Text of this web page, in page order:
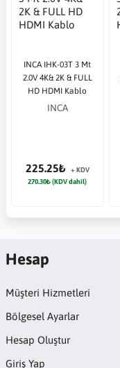
INCA IHK-03T 3 Mt
2.0V 4K& 2K & FULL
HD HDMI Kablo
INCA
225.25₺
+ KDV
270.30₺ (KDV dahil)
Hesap
Müşteri Hizmetleri
Bölgesel Ayarlar
Hesap Oluştur
Giriş Yap